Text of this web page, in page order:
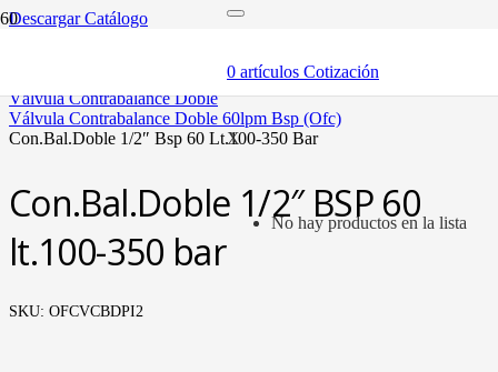
0 artículos Cotización
X
No hay productos en la lista
Descargar Catálogo
válvula contrabalance doble
válvula contrabalance doble 60lpm bsp (ofc)
con.bal.doble 1/2″ bsp 60 lt.100-350 bar
Con.Bal.Doble 1/2″ BSP 60
lt.100-350 bar
SKU: OFCVCBDPI2